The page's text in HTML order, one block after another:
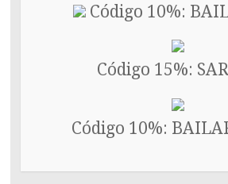
Código 10%:
Código 15%:
Código 10%: